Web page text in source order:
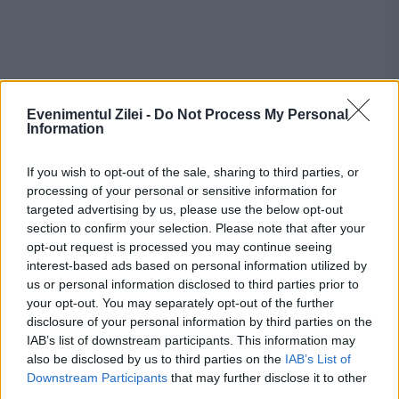
Evenimentul Zilei - Do Not Process My Personal
Information
If you wish to opt-out of the sale, sharing to third parties, or
processing of your personal or sensitive information for
targeted advertising by us, please use the below opt-out
section to confirm your selection. Please note that after your
opt-out request is processed you may continue seeing
interest-based ads based on personal information utilized by
us or personal information disclosed to third parties prior to
your opt-out. You may separately opt-out of the further
disclosure of your personal information by third parties on the
IAB’s list of downstream participants. This information may
also be disclosed by us to third parties on the IAB’s List of
Downstream Participants that may further disclose it to other
Recomandările noastre